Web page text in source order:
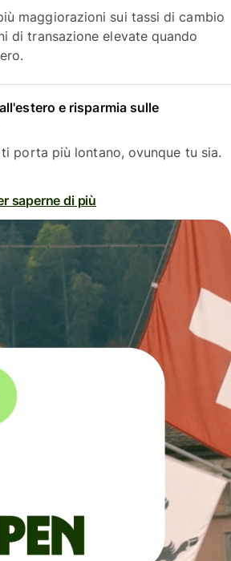
maggiorazioni sui tassi di cambio
di transazione elevate quando
e risparmia sulle
porta più lontano, ovunque tu sia.
saperne di più